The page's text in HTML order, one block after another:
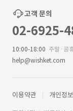
고객 문의
02-6925-
10:00-18:00 주말·공
help@wishket.com
이용약관 개인정